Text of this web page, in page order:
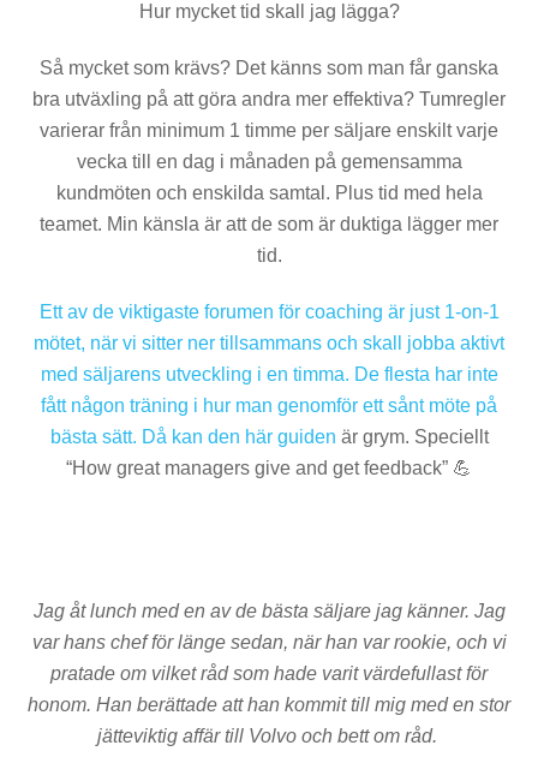
Hur mycket tid skall jag lägga?
Så mycket som krävs? Det känns som man får ganska
bra utväxling på att göra andra mer effektiva? Tumregler
varierar från minimum 1 timme per säljare enskilt varje
vecka till en dag i månaden på gemensamma
kundmöten och enskilda samtal. Plus tid med hela
teamet. Min känsla är att de som är duktiga lägger mer
tid.
Ett av de viktigaste forumen för coaching är just 1-on-1
mötet, när vi sitter ner tillsammans och skall jobba aktivt
med säljarens utveckling i en timma. De flesta har inte
fått någon träning i hur man genomför ett sånt möte på
bästa sätt. Då kan den här guiden är grym. Speciellt
“How great managers give and get feedback” 💪
Jag åt lunch med en av de bästa säljare jag känner. Jag
var hans chef för länge sedan, när han var rookie, och vi
pratade om vilket råd som hade varit värdefullast för
honom. Han berättade att han kommit till mig med en stor
jätteviktig affär till Volvo och bett om råd.